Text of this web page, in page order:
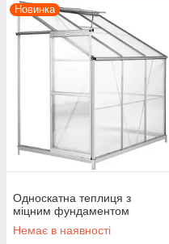
Новинка
Односкатна теплиця з
міцним фундаментом
Немає в наявності